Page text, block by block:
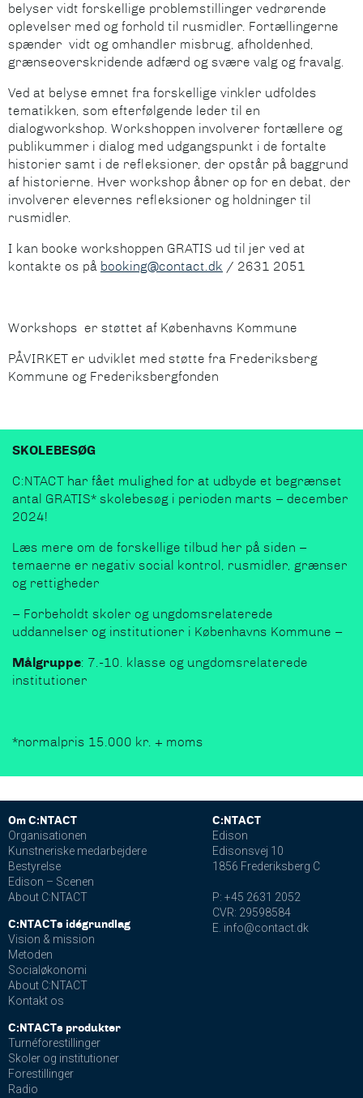
belyser vidt forskellige problemstillinger vedrørende
oplevelser med og forhold til rusmidler. Fortællingerne
spænder vidt og omhandler misbrug, afholdenhed,
grænseoverskridende adfærd og svære valg og fravalg.
Ved at belyse emnet fra forskellige vinkler udfoldes
tematikken, som efterfølgende leder til en
dialogworkshop. Workshoppen involverer fortællere og
publikummer i dialog med udgangspunkt i de fortalte
historier samt i de refleksioner, der opstår på baggrund
af historierne. Hver workshop åbner op for en debat, der
involverer elevernes refleksioner og holdninger til
rusmidler.
I kan booke workshoppen GRATIS ud til jer ved at
kontakte os på booking@contact.dk / 2631 2051
Workshops er støttet af Københavns Kommune
PÅVIRKET er udviklet med støtte fra Frederiksberg
Kommune og Frederiksbergfonden
SKOLEBESØG
C:NTACT har fået mulighed for at udbyde et begrænset
antal GRATIS* skolebesøg i perioden marts – december
2024!
Læs mere om de forskellige tilbud her på siden –
temaerne er negativ social kontrol, rusmidler, grænser
og rettigheder
– Forbeholdt skoler og ungdomsrelaterede
uddannelser og institutioner i Københavns Kommune –
Målgruppe: 7.-10. klasse og ungdomsrelaterede
institutioner
*normalpris 15.000 kr. + moms
Om C:NTACT
Organisationen
Kunstneriske medarbejdere
Bestyrelse
Edison – Scenen
About C:NTACT
C:NTACTs idégrundlag
Vision & mission
Metoden
Socialøkonomi
About C:NTACT
Kontakt os
C:NTACTs produkter
Turnéforestillinger
Skoler og institutioner
Forestillinger
Radio
C:NTACT
Edison
Edisonsvej 10
1856 Frederiksberg C
P: +45 2631 2052
CVR: 29598584
E. info@contact.dk